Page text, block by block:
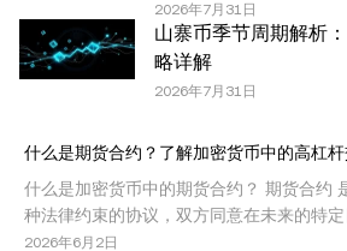
OKX，经许可使用。”允许的摘录必须
出处，例如“文章名称，[作者姓名 (
OKX”。部分内容可能由人工智能（AI
2026年7月31日
山寨币季节周期解析
略详解
2026年7月31日
什么是期货合约？了解加密货币中的高杠杆
什么是加密货币中的期货合约？ 期货合约
种法律约束的协议，双方同意在未来的特定
以预定价格买入或卖出某种资产。在加密货
2026年6月2日